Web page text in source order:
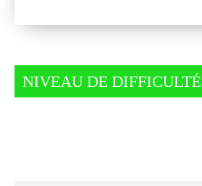
NIVEAU DE DIFFICULTÉ